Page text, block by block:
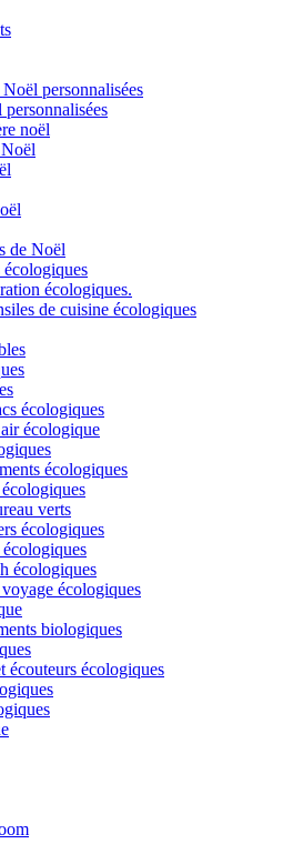
personnalisées
noël
de Noël
écologiques.
de cuisine écologiques
écologiques
écologique
écologiques
verts
écologiques
écologiques
écologiques
écologiques
biologiques
écouteurs écologiques